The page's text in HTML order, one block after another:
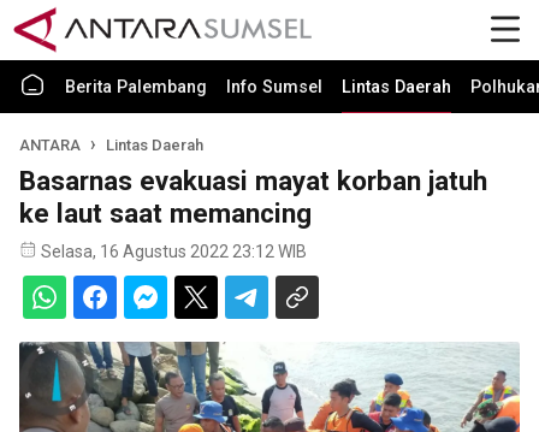
Berita Palembang Info Sumsel Lintas Daerah
ANTARA Lintas Daerah
Basarnas evakuasi mayat korban jatuh
ke laut saat memancing
Selasa, 16 Agustus 2022 23:12 WIB